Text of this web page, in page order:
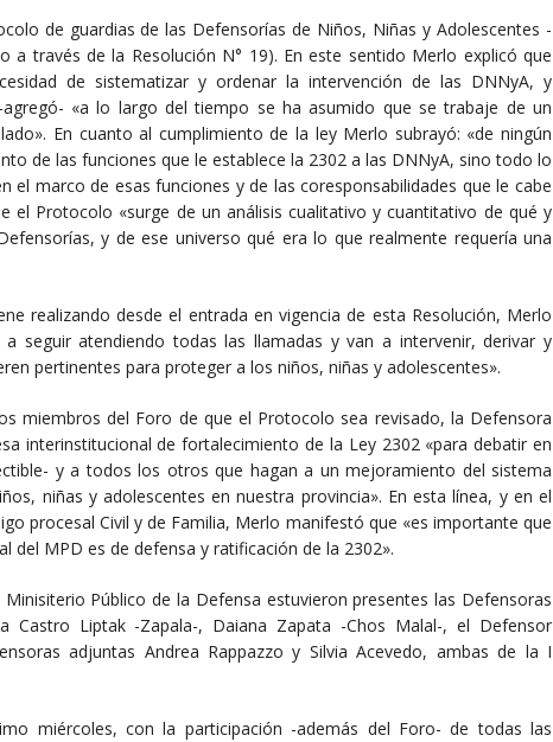
de guardias de las Defensorías de Niños, Niñas y Adolescentes -
a través de la Resolución N° 19). En este sentido Merlo explicó que
de sistematizar y ordenar la intervención de las DNNyA, y
«a lo largo del tiempo se ha asumido que se trabaje de un
En cuanto al cumplimiento de la ley Merlo subrayó: «de ningún
de las funciones que le establece la 2302 a las DNNyA, sino todo lo
marco de esas funciones y de las coresponsabilidades que le cabe
el Protocolo «surge de un análisis cualitativo y cuantitativo de qué y
y de ese universo qué era lo que realmente requería una
realizando desde el entrada en vigencia de esta Resolución, Merlo
seguir atendiendo todas las llamadas y van a intervenir, derivar y
pertinentes para proteger a los niños, niñas y adolescentes».
miembros del Foro de que el Protocolo sea revisado, la Defensora
interinstitucional de fortalecimiento de la Ley 2302 «para debatir en
y a todos los otros que hagan a un mejoramiento del sistema
niñas y adolescentes en nuestra provincia». En esta línea, y en el
procesal Civil y de Familia, Merlo manifestó que «es importante que
del MPD es de defensa y ratificación de la 2302».
Público de la Defensa estuvieron presentes las Defensoras
Castro Liptak -Zapala-, Daiana Zapata -Chos Malal-, el Defensor
adjuntas Andrea Rappazzo y Silvia Acevedo, ambas de la I
miércoles, con la participación -además del Foro- de todas las